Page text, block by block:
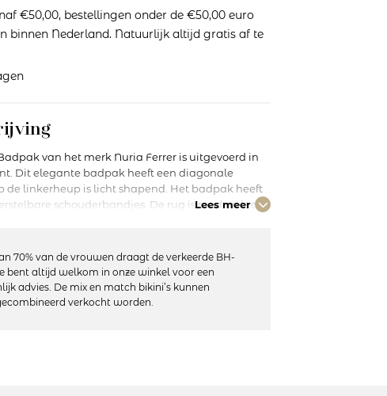
€50,00, bestellingen onder de €50,00 euro
binnen Nederland. Natuurlijk altijd gratis af te
van het merk Nuria Ferrer is uitgevoerd in
Dit elegante badpak heeft een diagonale
de linkerheup is licht shapend. Het badpak heeft
schouderbandjes. De rug is rond en laag
Lees meer
70% van de vrouwen draagt de verkeerde BH-
bent altijd welkom in onze winkel voor een
advies. De mix en match bikini’s kunnen
verkocht worden.